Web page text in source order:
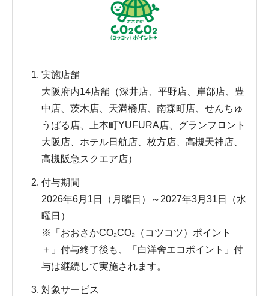
実施店舗
大阪府内14店舗（深井店、平野店、岸部店、豊
中店、茨木店、天満橋店、南森町店、せんちゅ
うぱる店、上本町YUFURA店、グランフロント
大阪店、ホテル日航店、枚方店、高槻天神店、
高槻阪急スクエア店）
付与期間
2026年6月1日（月曜日）～2027年3月31日（水
曜日）
※「おおさかCO₂CO₂（コツコツ）ポイント
＋」付与終了後も、「白洋舍エコポイント」付
与は継続して実施されます。
対象サービス